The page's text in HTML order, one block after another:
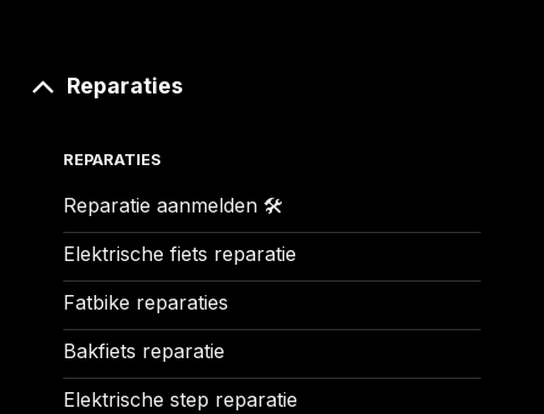
Reparaties
REPARATIES
Reparatie aanmelden 🛠️
Elektrische fiets reparatie
Fatbike reparaties
Bakfiets reparatie
Elektrische step reparatie